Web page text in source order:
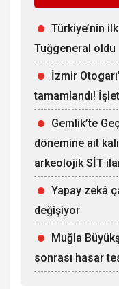
Türkiye’nin
Tuğgeneral oldu
İzmir
tamamlandı!
Gemlik’te
dönemine ait
arkeolojik SİT
Yapay zekâ
değişiyor
Muğla
sonrası hasar